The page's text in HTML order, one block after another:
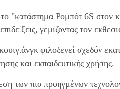
"κατάστημα Ρομπότ 6S στον
γεμίζοντας τον
φιλοξενεί σχεδόν
και εκπαιδευτικής χρήσης.
των πιο προηγμένων